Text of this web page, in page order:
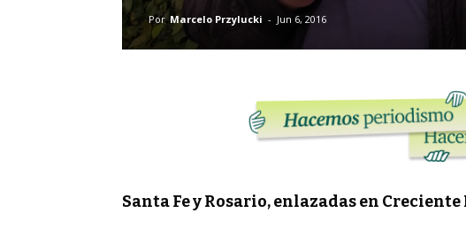
Por Marcelo Przylucki - Jun 6, 2016
Santa Fe y Rosario, enlazadas en